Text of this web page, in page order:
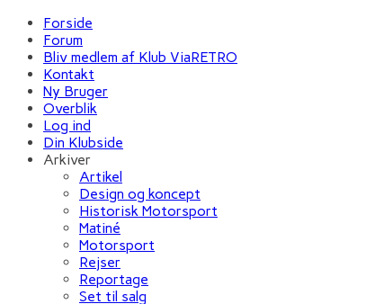
Forside
Forum
Bliv medlem af Klub ViaRETRO
Kontakt
Ny Bruger
Overblik
Log ind
Din Klubside
Arkiver
Artikel
Design og koncept
Historisk Motorsport
Matiné
Motorsport
Rejser
Reportage
Set til salg